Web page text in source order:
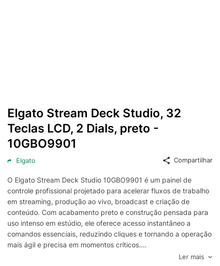
Elgato Stream Deck Studio, 32
Teclas LCD, 2 Dials, preto -
10GBO9901
Elgato Compartilhar
O Elgato Stream Deck Studio 10GBO9901 é um painel de
controle profissional projetado para acelerar fluxos de trabalho
em streaming, produção ao vivo, broadcast e criação de
conteúdo. Com acabamento preto e construção pensada para
uso intenso em estúdio, ele oferece acesso instantâneo a
comandos essenciais, reduzindo cliques e tornando a operação
mais ágil e precisa em momentos críticos.
Equipado com 32 teclas LCD personalizáveis, o Stream Deck
Ler mais